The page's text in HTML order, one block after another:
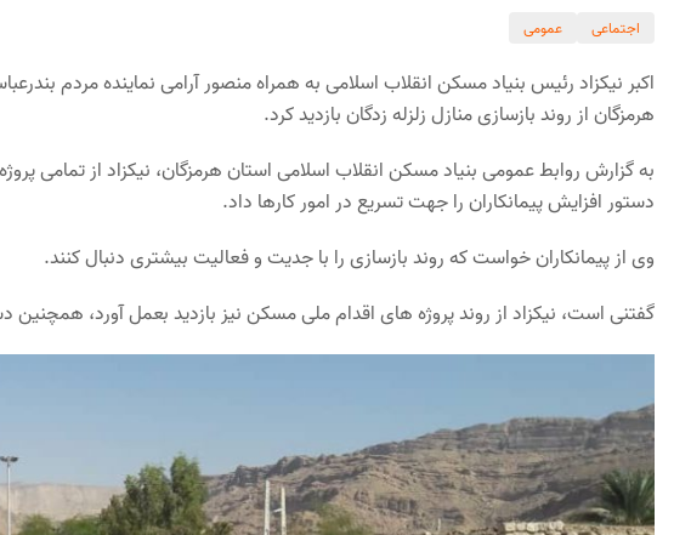
اجتماعی عمومی
اکبر نیکزاد رئیس بنیاد مسکن انقلاب اسلامی به همراه منصور آرامی نماینده مردم
هرمزگان از روند بازسازی منازل زلزله زدگان بازدید کرد.
به گزارش روابط عمومی بنیاد مسکن انقلاب اسلامی استان هرمزگان، نیکزاد از تمامی
دستور افزایش پیمانکاران را جهت تسریع در امور کارها داد.
وی از پیمانکاران خواست که روند بازسازی را با جدیت و فعالیت بیشتری دنبال کنند.
گفتنی است، نیکزاد از روند پروژه های اقدام ملی مسکن نیز بازدید بعمل آورد،